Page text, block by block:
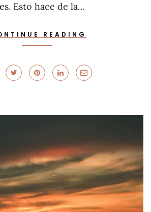
Esto hace de la…
READING